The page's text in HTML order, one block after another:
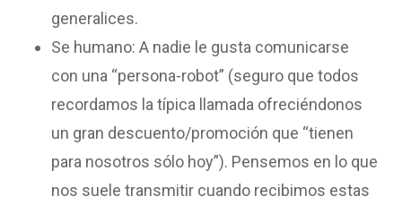
generalices.
Se humano: A nadie le gusta comunicarse
con una “persona-robot” (seguro que todos
recordamos la típica llamada ofreciéndonos
un gran descuento/promoción que “tienen
para nosotros sólo hoy”). Pensemos en lo que
nos suele transmitir cuando recibimos estas